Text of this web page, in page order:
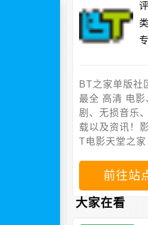
BT之家单版社
最全 高清 电
剧、无损音乐
载以及资讯！
T电影天堂之家
前往站
大家在看